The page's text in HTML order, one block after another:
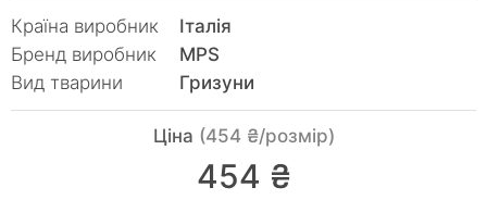
Країна виробник
Італія
Бренд виробник
MPS
Вид тварини
Гризуни
Ціна (454 ₴/розмір)
454 ₴